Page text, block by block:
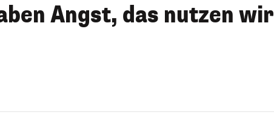
Angst, das nutzen wir